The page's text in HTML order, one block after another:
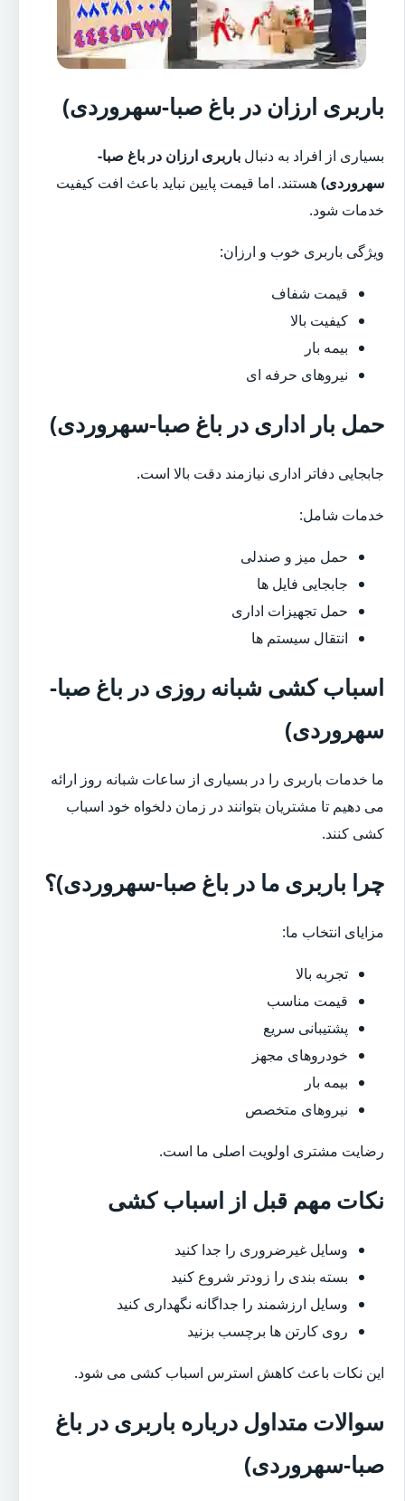
باربری ارزان در باغ صبا-سهروردی)
بسیاری از افراد به دنبال باربری ارزان در باغ صبا-
سهروردی)هستند. اما قیمت پایین نباید باعث افت کیفیت
خدمات شود.
ویژگی باربری خوب و ارزان:
قیمت شفاف
کیفیت بالا
بیمه بار
نیروهای حرفه ای
حمل بار اداری در باغ صبا-سهروردی)
جابجایی دفاتر اداری نیازمند دقت بالا است.
خدمات شامل:
حمل میز و صندلی
جابجایی فایل ها
حمل تجهیزات اداری
انتقال سیستم ها
اسباب کشی شبانه روزی در باغ صبا-
سهروردی)
ما خدمات باربری را در بسیاری از ساعات شبانه روز ارائه
می دهیم تا مشتریان بتوانند در زمان دلخواه خود اسباب
کشی کنند.
چرا باربری ما در باغ صبا-سهروردی)؟
مزایای انتخاب ما:
تجربه بالا
قیمت مناسب
پشتیبانی سریع
خودروهای مجهز
بیمه بار
نیروهای متخصص
رضایت مشتری اولویت اصلی ما است.
نکات مهم قبل از اسباب کشی
وسایل غیرضروری را جدا کنید
بسته بندی را زودتر شروع کنید
وسایل ارزشمند را جداگانه نگهداری کنید
روی کارتن ها برچسب بزنید
این نکات باعث کاهش استرس اسباب کشی می شود.
سوالات متداول درباره باربری در باغ
صبا-سهروردی)